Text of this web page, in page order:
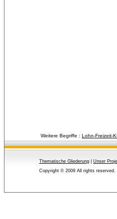
Weitere Begriffe : Lohn-Freizeit-
Thematische Gliederung Unser
Copyright © 2009 All rights reserved.